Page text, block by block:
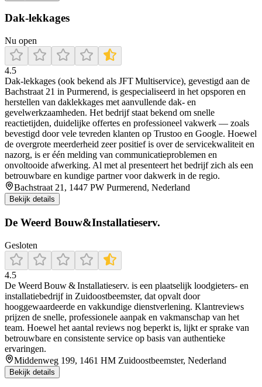
Dak-lekkages
Nu open
4.5
Dak‑lekkages (ook bekend als JFT Multiservice), gevestigd aan de
Bachstraat 21 in Purmerend, is gespecialiseerd in het opsporen en
herstellen van daklekkages met aanvullende dak- en
gevelwerkzaamheden. Het bedrijf staat bekend om snelle
reactietijden, duidelijke offertes en professioneel vakwerk — zoals
bevestigd door vele tevreden klanten op Trustoo en Google. Hoewel
de overgrote meerderheid zeer positief is over de servicekwaliteit en
nazorg, is er één melding van communicatieproblemen en
onvoltooide afwerking. Al met al presenteert het bedrijf zich als een
betrouwbare en kundige partner voor dakwerk in de regio.
Bachstraat 21, 1447 PW Purmerend, Nederland
Bekijk details
De Weerd Bouw&Installatieserv.
Gesloten
4.5
De Weerd Bouw & Installatieserv. is een plaatselijk loodgieters- en
installatiebedrijf in Zuidoostbeemster, dat opvalt door
hooggewaardeerde en vakkundige dienstverlening. Klantreviews
prijzen de snelle, professionele aanpak en vakmanschap van het
team. Hoewel het aantal reviews nog beperkt is, lijkt er sprake van
betrouwbare en consistente service op basis van authentieke
ervaringen.
Middenweg 199, 1461 HM Zuidoostbeemster, Nederland
Bekijk details